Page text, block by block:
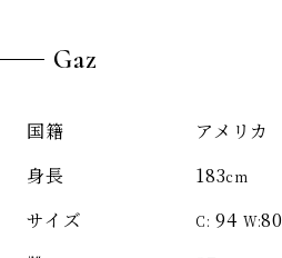
Gaz
国籍 アメリカ
身長 183cm
サイズ C: 94 W:80